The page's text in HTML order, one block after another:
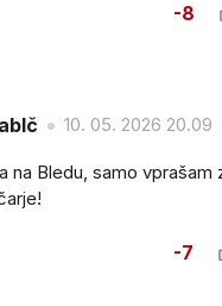
-8
10. 05. 2026 20.09
na Bledu, samo vprašam
-7